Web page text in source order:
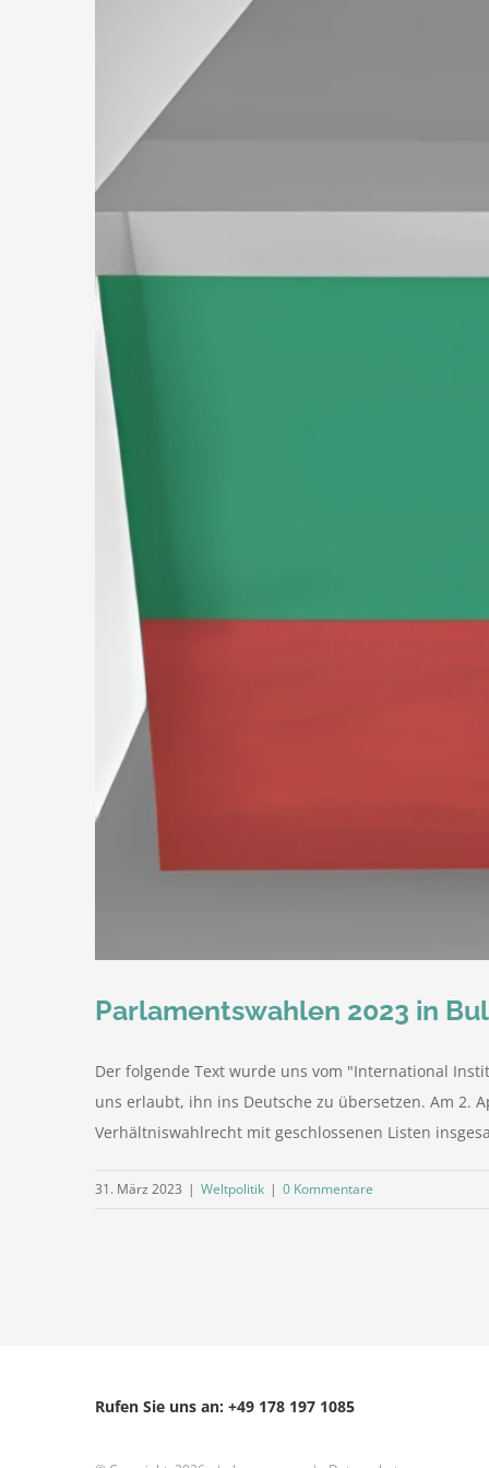
Parlamentswahlen 2023 in
Der folgende Text wurde uns vom "International
uns erlaubt, ihn ins Deutsche zu übersetzen. Am 2.
Verhältniswahlrecht mit geschlossenen Listen
31. März 2023 | Weltpolitik | 0 Kommentare
Rufen Sie uns an: +49 178 197 1085